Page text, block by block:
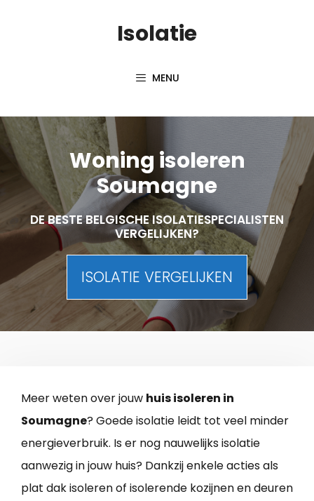
Isolatie
MENU
Woning isoleren
Soumagne
DE BESTE BELGISCHE ISOLATIESPECIALISTEN
VERGELIJKEN?
ISOLATIE VERGELIJKEN
Meer weten over jouw huis isoleren in
Soumagne? Goede isolatie leidt tot veel minder
energieverbruik. Is er nog nauwelijks isolatie
aanwezig in jouw huis? Dankzij enkele acties als
plat dak isoleren of isolerende kozijnen en deuren